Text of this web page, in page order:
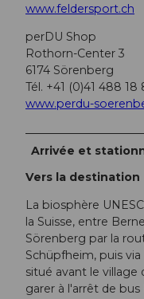
www.feldersport.ch
perDU Shop
Rothorn-Center 3
6174 Sörenberg
Tél. +41 (0)41 488 18
www.perdu-
Arrivée et
Vers la destination
La biosphère
la Suisse, entre
Sörenberg par la
Schüpfheim, puis
situé avant le
garer à l'arrêt de bus